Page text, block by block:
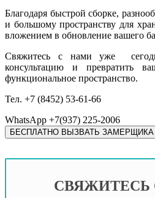
Благодаря быстрой сборке,
и большому пространству для
вложением в обновление вашего
Свяжитесь с нами уже
консультацию и превратить
функциональное пространство.
Тел. +7 (8452) 53-61-66
WhatsApp +7(937) 225-2006
БЕСПЛАТНО ВЫЗВАТЬ ЗАМЕРЩИКА
СВЯЖИТЕСЬ